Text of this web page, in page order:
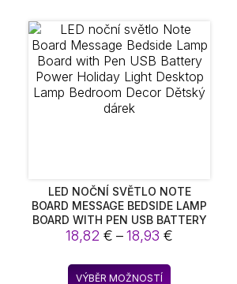
LED NOČNÍ SVĚTLO NOTE
BOARD MESSAGE BEDSIDE LAMP
BOARD WITH PEN USB BATTERY
POWER HOLIDAY LIGHT
DECOR DĚTSKÝ DÁREK
18,82€ –18,93€
VÝBĚR MOŽNOSTÍ
Tento